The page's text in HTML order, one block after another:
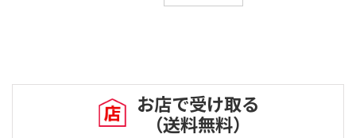
お店で受け取る
（送料無料）